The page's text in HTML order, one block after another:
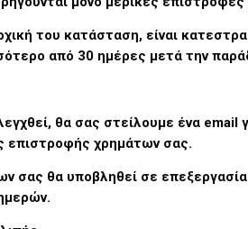
του κατάσταση, είναι
από 30 ημέρες μετά την
θα σας στείλουμε ένα
επιστροφής χρημάτων σας.
σας θα υποβληθεί σε